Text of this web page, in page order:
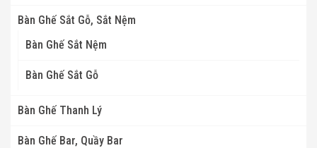
Bàn Ghế Sắt Gỗ, Sắt Nệm
Bàn Ghế Sắt Nệm
Bàn Ghế Sắt Gỗ
Bàn Ghế Thanh Lý
Bàn Ghế Bar, Quầy Bar